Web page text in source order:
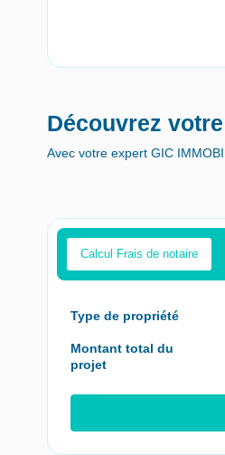
Découvrez
Avec votre expert GIC
Calcul Frais de notaire